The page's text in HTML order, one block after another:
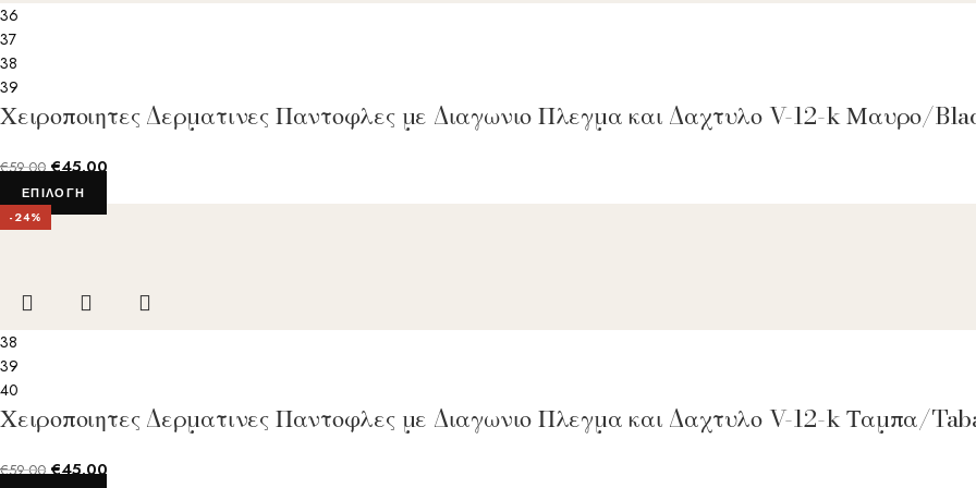
36
37
38
39
Χειροποιητες Δερματινες Παντοφλες με Διαγωνιο Πλεγμα και Δαχτυλο V-12-k Μαυρο/
€59.00 €45.00
ΕΠΙΛΟΓΉ
-24%
38
39
40
Χειροποιητες Δερματινες Παντοφλες με Διαγωνιο Πλεγμα και Δαχτυλο V-12-k Ταμπα/
€59.00 €45.00